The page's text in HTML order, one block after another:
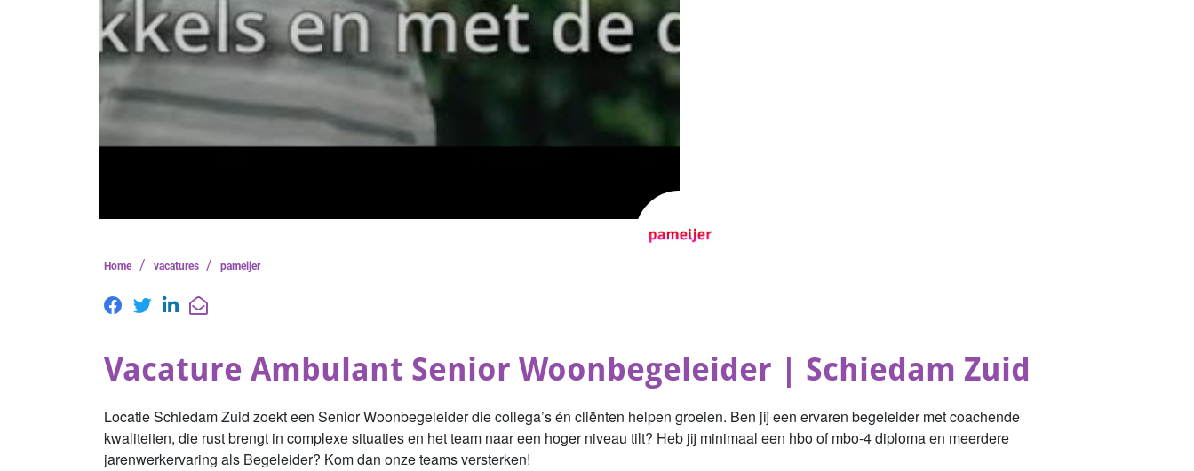
Home / vacatures / pameijer
Vacature Ambulant Senior Woonbegeleider | Schiedam Zuid
Locatie Schiedam Zuid zoekt een Senior Woonbegeleider die collega’s én cliënten helpen groeien. Ben jij een ervaren begeleider met coachende
kwaliteiten, die rust brengt in complexe situaties en het team naar een hoger niveau tilt? Heb jij minimaal een hbo of mbo-4 diploma en meerdere
jarenwerkervaring als Begeleider? Kom dan onze teams versterken!